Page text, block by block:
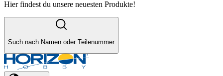
Hier findest du unsere neuesten Produkte!
Such nach Namen oder Teilenummer